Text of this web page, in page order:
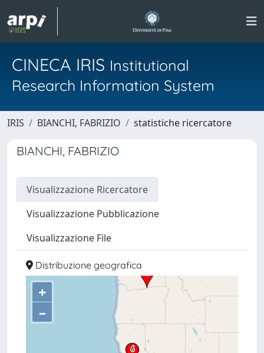
CINECA IRIS Institutional
Research Information System
IRIS BIANCHI, FABRIZIO statistiche ricercatore
BIANCHI, FABRIZIO
Visualizzazione Ricercatore
Visualizzazione Pubblicazione
Visualizzazione File
Distribuzione geografica
+
–